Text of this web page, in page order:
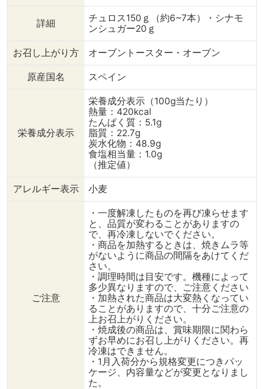
詳細
チュロス150ｇ（約6~7本）・シナモ
ンシュガー20ｇ
お召し上がり方 オーブントースター・オーブン
原産国名 スペイン
栄養成分表示
栄養成分表示（100g当たり）
熱量：420kcal
たんぱく質：5.1g
脂質：22.7g
炭水化物：48.9g
食塩相当量：1.0g
（推定値）
アレルギー表示 小麦
ご注意
・一度解凍したものを再び凍らせます
と、品質が変わることがありますの
で、再冷凍しないでください。
・商品を加熱するときは、焼きムラ等
がないように商品の間隔をあけてくだ
さい。
・調理時間は目安です。機種によって
多少異なりますので、ご注意ください
・加熱された商品は大変熱くなってい
ることがありますので、十分ご注意の
上お召上がりください。
・焼成後の商品は、賞味期限に関わら
ずお早めにお召し上がりください。再
冷凍はできません。
・1月入荷分から規格変更につきパッ
ケージ、内容量などが変更となりまし
た。